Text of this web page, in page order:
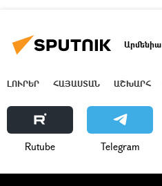
Արմենիա
ԼՈՒՐԵՐ ՀԱՅԱՍՏԱՆ ԱՇԽԱՐՀ
Rutube Telegram